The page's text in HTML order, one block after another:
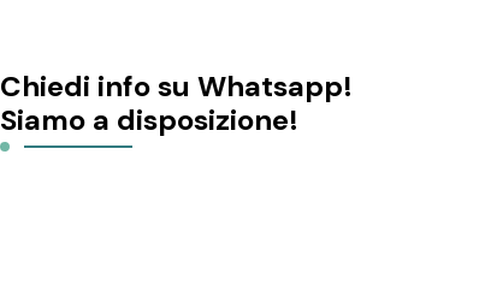
Chiedi info su Whatsapp!
Siamo a disposizione!